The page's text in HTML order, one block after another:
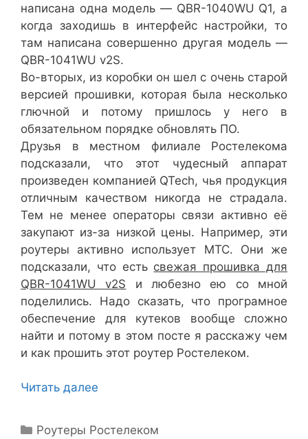
написана одна модель — QBR-1040WU Q1, а
когда заходишь в интерфейс настройки, то
там написана совершенно другая модель —
QBR-1041WU v2S.
Во-вторых, из коробки он шел с очень старой
версией прошивки, которая была несколько
глючной и потому пришлось у него в
обязательном порядке обновлять ПО.
Друзья в местном филиале Ростелекома
подсказали, что этот чудесный аппарат
произведен компанией QTech, чья продукция
отличным качеством никогда не страдала.
Тем не менее операторы связи активно её
закупают из-за низкой цены. Например, эти
роутеры активно использует МТС. Они же
подсказали, что есть свежая прошивка для
QBR-1041WU v2S и любезно ею со мной
поделились. Надо сказать, что програмное
обеспечение для кутеков вообще сложно
найти и потому в этом посте я расскажу чем
и как прошить этот роутер Ростелеком.
Читать далее
Рубрики
Роутеры Ростелеком